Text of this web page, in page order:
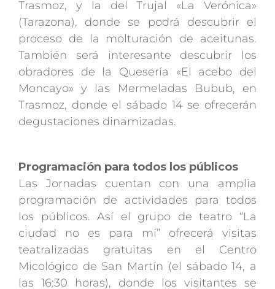
Trasmoz, y la del Trujal «La Verónica»
(Tarazona), donde se podrá descubrir el
proceso de la molturación de aceitunas.
También será interesante descubrir los
obradores de la Quesería «El acebo del
Moncayo» y las Mermeladas Bubub, en
Trasmoz, donde el sábado 14 se ofrecerán
degustaciones dinamizadas.
Programación para todos los públicos
Las Jornadas cuentan con una amplia
programación de actividades para todos
los públicos. Así el grupo de teatro “La
ciudad no es para mí” ofrecerá visitas
teatralizadas gratuitas en el Centro
Micológico de San Martín (el sábado 14, a
las 16:30 horas), donde los visitantes se